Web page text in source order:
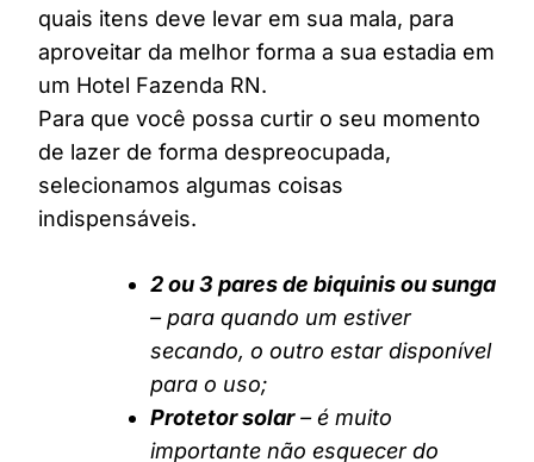
quais itens deve levar em sua mala, para
aproveitar da melhor forma a sua estadia em
um Hotel Fazenda RN.
Para que você possa curtir o seu momento
de lazer de forma despreocupada,
selecionamos algumas coisas
indispensáveis.
2 ou 3 pares de biquinis ou sunga
– para quando um estiver
secando, o outro estar disponível
para o uso;
Protetor solar– é muito
importante não esquecer do